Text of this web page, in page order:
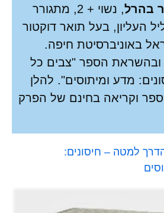
בהרל
, נשוי + 2, מתגורר
העליון, בעל תואר דוקטור
באוניברסיטת חיפה.
ובהשראת הספר "צבים כל
מדע ומיתוסים". להלן
וקריאה בחינם של הפרק
למטה – חיסונים: